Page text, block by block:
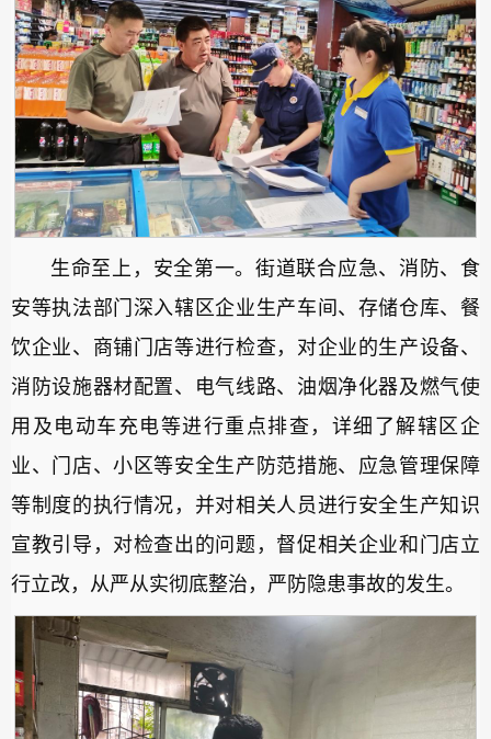
生命至上，安全第一。街道联合应急、消防、食
安等执法部门深入辖区企业生产车间、存储仓库、餐
饮企业、商铺门店等进行检查，对企业的生产设备、
消防设施器材配置、电气线路、油烟净化器及燃气使
用及电动车充电等进行重点排查，详细了解辖区企
业、门店、小区等安全生产防范措施、应急管理保障
等制度的执行情况，并对相关人员进行安全生产知识
宣教引导，对检查出的问题，督促相关企业和门店立
行立改，从严从实彻底整治，严防隐患事故的发生。